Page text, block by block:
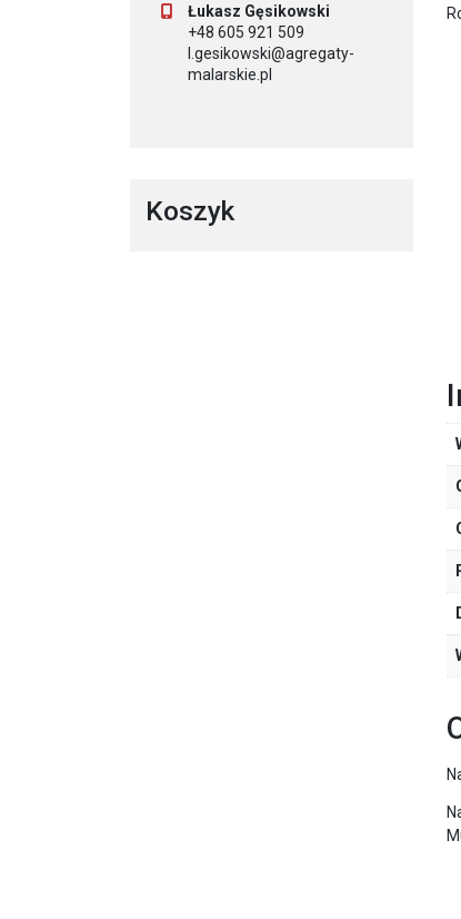
Łukasz Gęsikowski
+48 605 921 509
l.gesikowski@agregaty-
malarskie.pl
Koszyk